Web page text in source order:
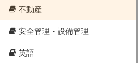
不動産
安全管理・設備管理
英語